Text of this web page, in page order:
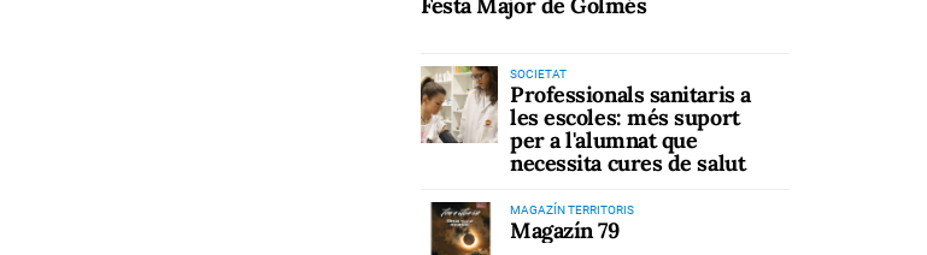
Festa Major de Golmés
SOCIETAT
Professionals sanitaris a
les escoles: més suport
per a l'alumnat que
necessita cures de salut
MAGAZÍN TERRITORIS
Magazín 79